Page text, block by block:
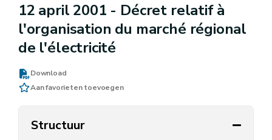
12 april 2001 - Décret relatif à
l'organisation du marché régional
de l'électricité
Download
Aan favorieten toevoegen
Structuur